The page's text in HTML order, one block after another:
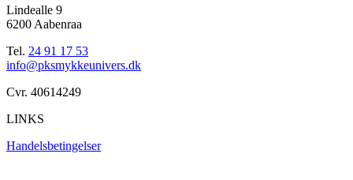
Lindealle 9
6200 Aabenraa
Tel. 24 91 17 53
info@pksmykkeunivers.dk
Cvr. 40614249
LINKS
Handelsbetingelser